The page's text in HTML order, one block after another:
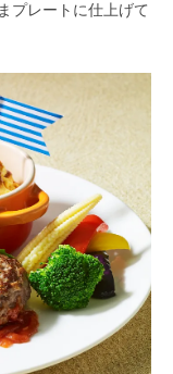
プレートに仕上げて